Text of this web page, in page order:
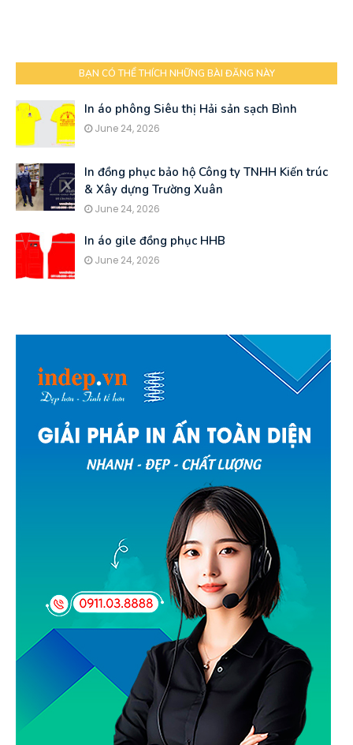
BẠN CÓ THỂ THÍCH NHỮNG BÀI ĐĂNG NÀY
In áo phông Siêu thị Hải sản sạch Bình
June 24, 2026
In đồng phục bảo hộ Công ty TNHH Kiến trúc
& Xây dựng Trường Xuân
June 24, 2026
In áo gile đồng phục HHB
June 24, 2026